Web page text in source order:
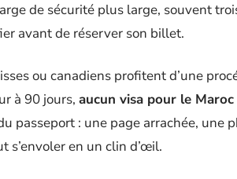
de sécurité plus large, souvent
avant de réserver son billet.
ou canadiens profitent d’une
à 90 jours, aucun visa pour le Maroc
passeport : une page arrachée, une
s’envoler en un clin d’œil.